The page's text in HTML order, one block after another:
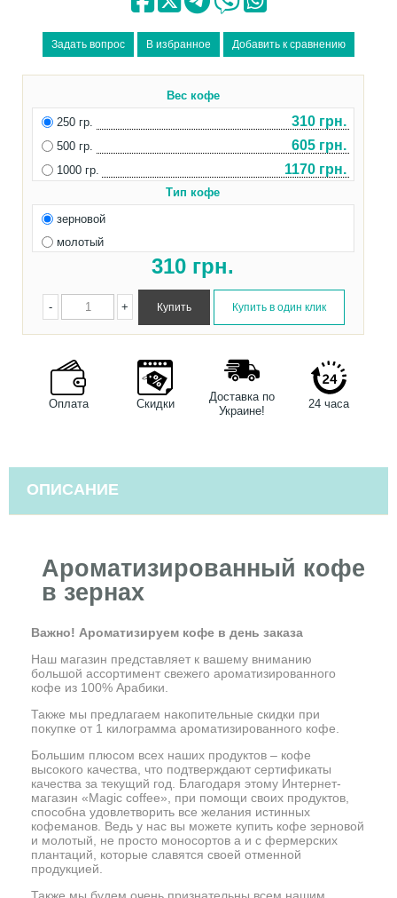
Вес кофе
250 гр.
310 грн.
500 гр. 605 грн.
1000 гр. 1170 грн.
Тип кофе
зерновой
молотый
310 грн.
+
-
Оплата Скидки
Доставка по
Украине!
24 часа
ОПИСАНИЕ
Ароматизированный кофе
в зернах
Важно! Ароматизируем кофе в день заказа
Наш магазин представляет к вашему вниманию
большой ассортимент свежего ароматизированного
кофе из 100% Арабики.
Также мы предлагаем накопительные скидки при
покупке от 1 килограмма ароматизированного кофе.
Большим плюсом всех наших продуктов – кофе
высокого качества, что подтверждают сертификаты
качества за текущий год. Благодаря этому Интернет-
магазин «Magic coffee», при помощи своих продуктов,
способна удовлетворить все желания истинных
кофеманов. Ведь у нас вы можете купить кофе зерновой
и молотый, не просто моносортов а и с фермерских
плантаций, которые славятся своей отменной
продукцией.
Также мы будем очень признательны всем нашим